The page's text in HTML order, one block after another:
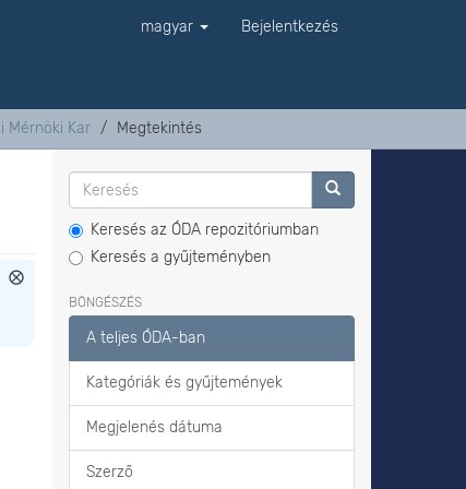
magyar Bejelentkezés
Mérnöki Kar Megtekintés
Keresés az ÓDA repozitóriumban
Keresés a gyűjteményben
BÖNGÉSZÉS
A teljes ÓDA-ban
Kategóriák és gyűjtemények
Megjelenés dátuma
Szerző